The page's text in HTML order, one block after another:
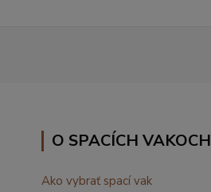
O SPACÍCH VAKOCH
Ako vybrať spací vak